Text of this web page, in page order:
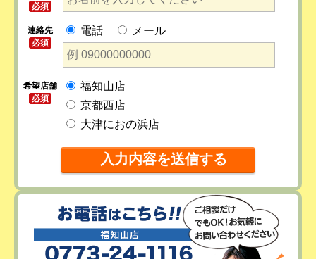
必須
連絡先
必須
電話 メール
希望店舗
必須
福知山店
京都西店
大津におの浜店